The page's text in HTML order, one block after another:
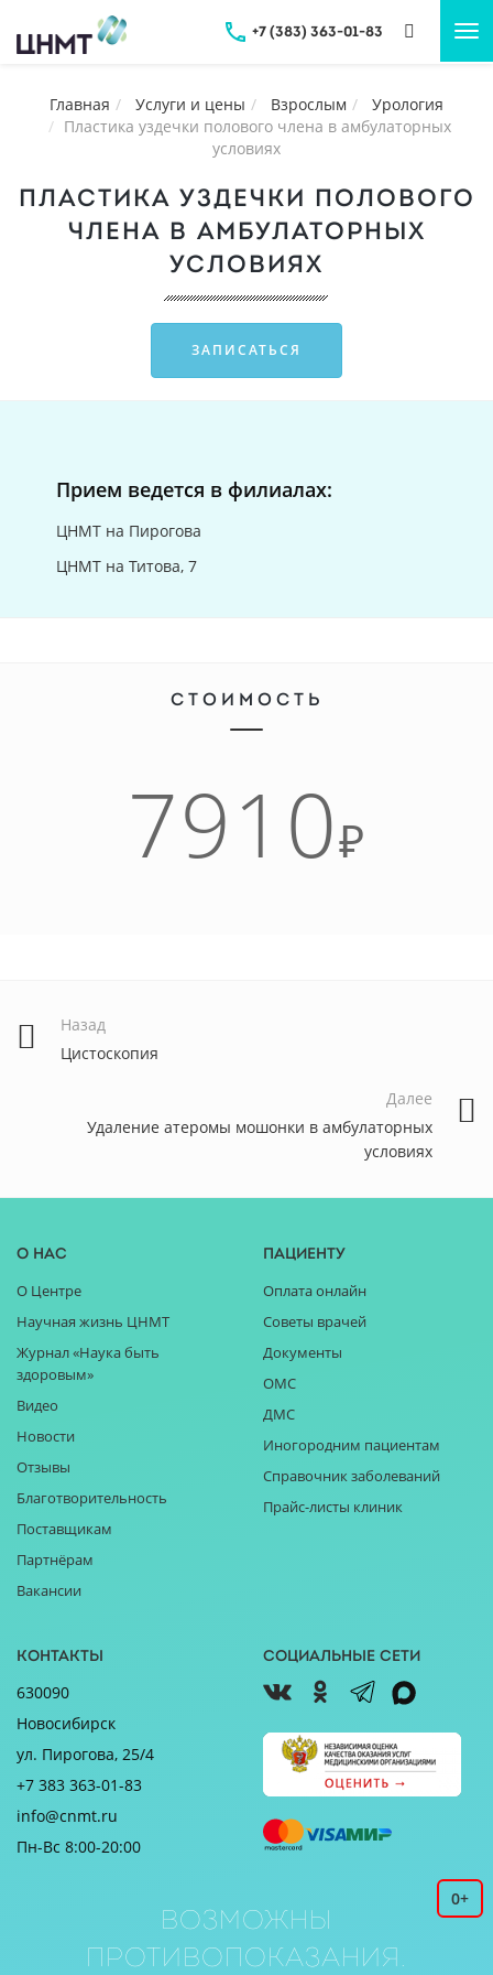
+7 (383) 363-01-83
Главная Услуги и цены Взрослым
Урология
Пластика уздечки полового члена в амбулаторных
условиях
ПЛАСТИКА УЗДЕЧКИ ПОЛОВОГО
ЧЛЕНА В АМБУЛАТОРНЫХ
УСЛОВИЯХ
ЗАПИСАТЬСЯ
Прием ведется в филиалах:
ЦНМТ на Пирогова
ЦНМТ на Титова, 7
СТОИМОСТЬ
7910₽
Назад
Цистоскопия
Далее
Удаление атеромы мошонки в амбулаторных
условиях
О нас
О Центре
Научная жизнь ЦНМТ
Журнал «Наука быть
здоровым»
Видео
Новости
Отзывы
Благотворительность
Поставщикам
Партнёрам
Вакансии
Пациенту
Оплата онлайн
Советы врачей
Документы
ОМС
ДМС
Иногородним пациентам
Справочник заболеваний
Прайс-листы клиник
Контакты
630090
Новосибирск
ул. Пирогова, 25/4
+7 383 363-01-83
info@cnmt.ru
Пн-Вс 8:00-20:00
Социальные сети
0+
Возможны
противопоказания.